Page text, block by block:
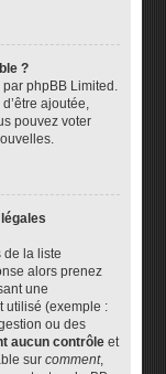
?
phpBB Limited.
ajoutée,
pouvez voter
de la liste
alors prenez
une
utilisé (exemple :
ou des
aucun contrôle et
surcomment,